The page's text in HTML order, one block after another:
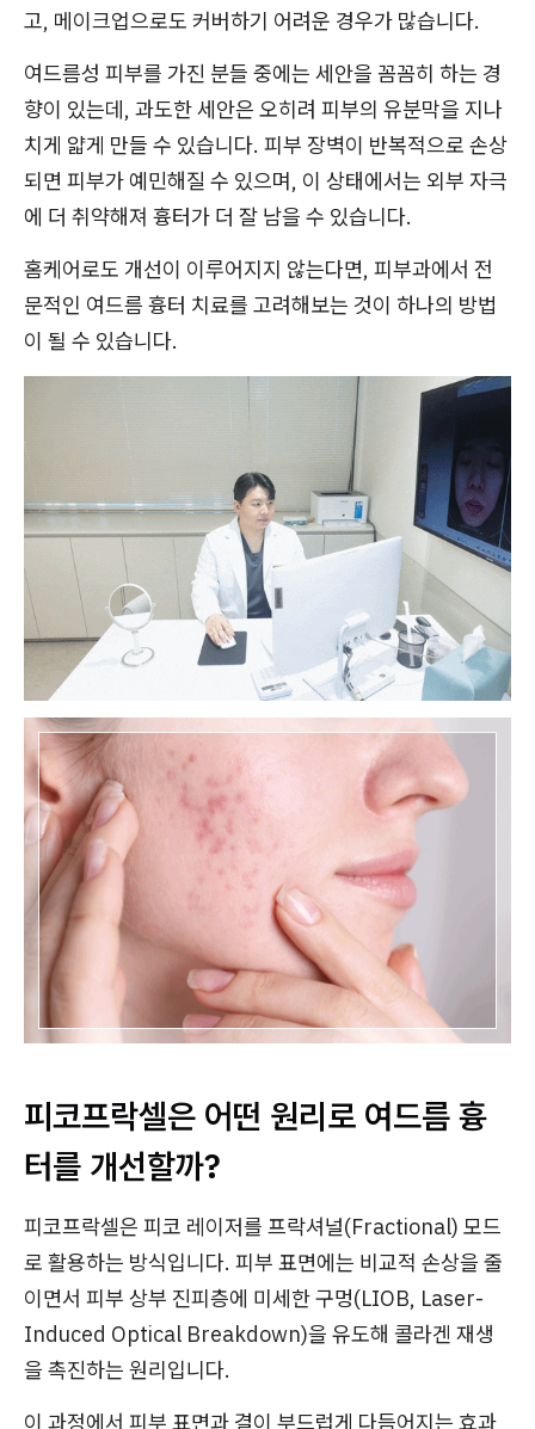
고, 메이크업으로도 커버하기 어려운 경우가 많습니다.
여드름성 피부를 가진 분들 중에는 세안을 꼼꼼히 하는 경
향이 있는데, 과도한 세안은 오히려 피부의 유분막을 지나
치게 얇게 만들 수 있습니다. 피부 장벽이 반복적으로 손상
되면 피부가 예민해질 수 있으며, 이 상태에서는 외부 자극
에 더 취약해져 흉터가 더 잘 남을 수 있습니다.
홈케어로도 개선이 이루어지지 않는다면, 피부과에서 전
문적인 여드름 흉터 치료를 고려해보는 것이 하나의 방법
이 될 수 있습니다.
피코프락셀은 어떤 원리로 여드름 흉
터를 개선할까?
피코프락셀은 피코 레이저를 프락셔널(Fractional) 모드
로 활용하는 방식입니다. 피부 표면에는 비교적 손상을 줄
이면서 피부 상부 진피층에 미세한 구멍(LIOB, Laser-
Induced Optical Breakdown)을 유도해 콜라겐 재생
을 촉진하는 원리입니다.
이 과정에서 피부 표면과 결이 부드럽게 다듬어지는 효과